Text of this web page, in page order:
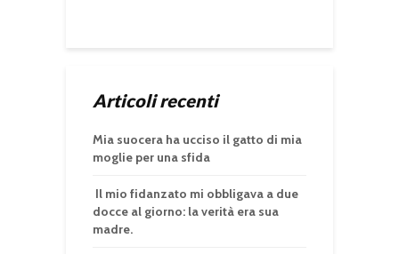
Articoli recenti
Mia suocera ha ucciso il gatto di mia
moglie per una sfida
Il mio fidanzato mi obbligava a due
docce al giorno: la verità era sua
madre.